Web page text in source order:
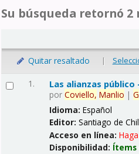
Su búsqueda retornó 2
Quitar resaltado |
1. Las alianzas
porCoviello, Manlio |
Idioma:Español
Editor:Santiago de
Acceso en línea:
Disponibilidad: